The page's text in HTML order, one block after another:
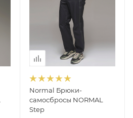
Normal Брюки-
самосбросы NORMAL
Step